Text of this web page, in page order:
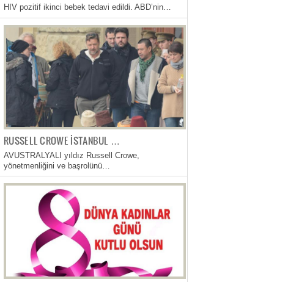
HIV pozitif ikinci bebek tedavi edildi. ABD’nin…
RUSSELL CROWE İSTANBUL …
AVUSTRALYALI yıldız Russell Crowe,
yönetmenliğini ve başrolünü…